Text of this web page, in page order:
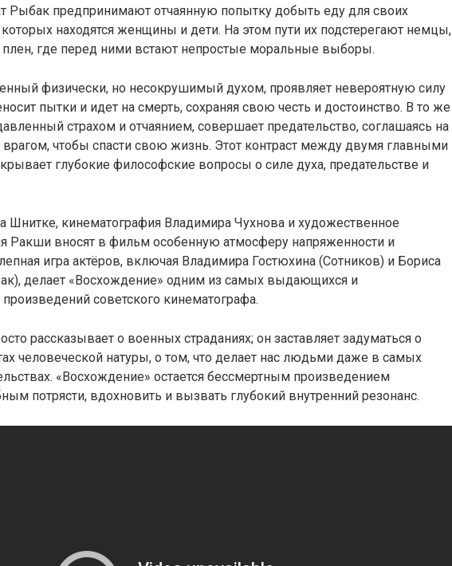
Рыбак предпринимают отчаянную попытку добыть еду для своих
которых находятся женщины и дети. На этом пути их подстерегают немцы,
плен, где перед ними встают непростые моральные выборы.
физически, но несокрушимый духом, проявляет невероятную силу
пытки и идет на смерть, сохраняя свою честь и достоинство. В то же
страхом и отчаянием, совершает предательство, соглашаясь на
врагом, чтобы спасти свою жизнь. Этот контраст между двумя главными
глубокие философские вопросы о силе духа, предательстве и
кинематография Владимира Чухнова и художественное
Ракши вносят в фильм особенную атмосферу напряженности и
игра актёров, включая Владимира Гостюхина (Сотников) и Бориса
делает «Восхождение» одним из самых выдающихся и
советского кинематографа.
рассказывает о военных страданиях; он заставляет задуматься о
человеческой натуры, о том, что делает нас людьми даже в самых
«Восхождение» остается бессмертным произведением
потрясти, вдохновить и вызвать глубокий внутренний резонанс.